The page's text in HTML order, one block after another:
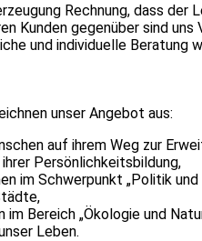
Rechnung, dass der
Kunden gegenüber sind
und individuelle Beratung
unser Angebot aus:
auf ihrem Weg zur
Persönlichkeitsbildung,
im Schwerpunkt „Politik
im Bereich „Ökologie und
Leben.